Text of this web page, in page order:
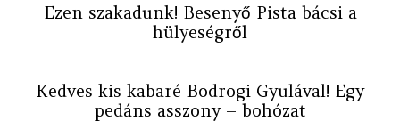
Ezen szakadunk! Besenyő Pista bácsi a
hülyeségről
Kedves kis kabaré Bodrogi Gyulával! Egy
pedáns asszony – bohózat